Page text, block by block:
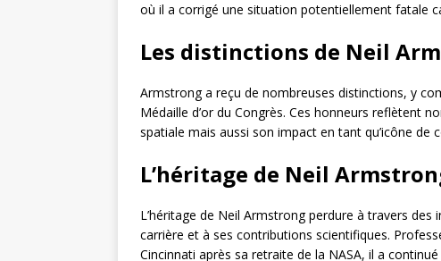
où il a corrigé une situation potentiellement fatale
Les distinctions de Neil
Armstrong a reçu de nombreuses distinctions, y
Médaille d’or du Congrès. Ces honneurs reflètent
spatiale mais aussi son impact en tant qu’icône de
L’héritage de Neil
L’héritage de Neil Armstrong perdure à travers
carrière et à ses contributions scientifiques.
Cincinnati après sa retraite de la NASA, il a